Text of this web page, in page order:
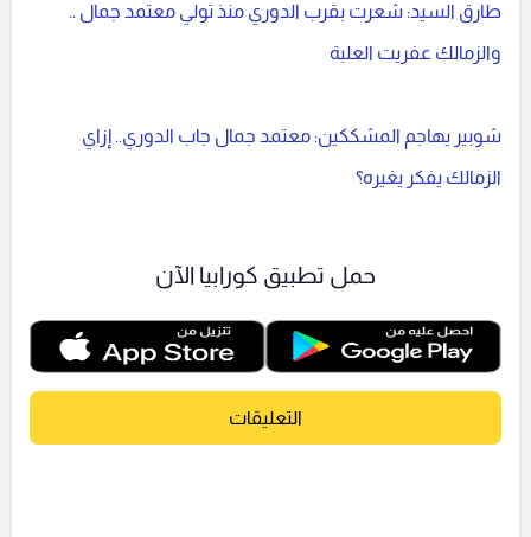
طارق السيد: شعرت بقرب الدوري منذ تولي معتمد جمال ..
والزمالك عفريت العلبة
شوبير يهاجم المشككين: معتمد جمال جاب الدوري.. إزاي
الزمالك يفكر يغيره؟
حمل تطبيق كورابيا الآن
التعليقات